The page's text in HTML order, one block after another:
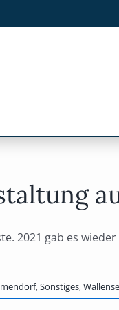
2021 gab es wieder
,Sonstiges,